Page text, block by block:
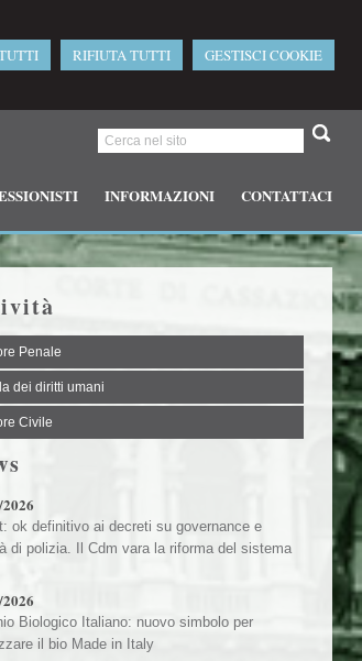
RIFIUTA TUTTI GESTISCI COOKIE
INFORMAZIONI CONTATTACI
Penale
dei diritti umani
Civile
ok definitivo ai decreti su governance e
di polizia. Il Cdm vara la riforma del sistema
Biologico Italiano: nuovo simbolo per
il bio Made in Italy